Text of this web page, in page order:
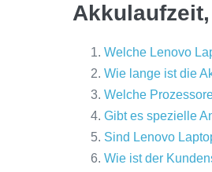
Welche Lenovo
Wie lange ist die
Welche
Gibt es spezielle
Sind Lenovo
Wie ist der